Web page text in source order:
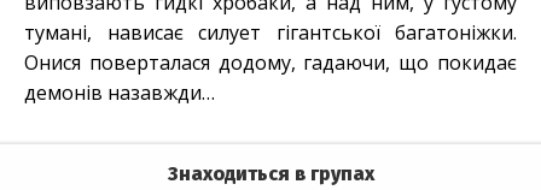
тумані, нависає силует гігантської багатоніжки.
Онися поверталася додому, гадаючи, що покидає
демонів назавжди…
Знаходиться в групах